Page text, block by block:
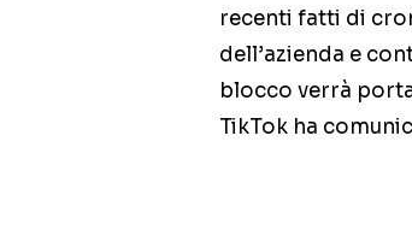
recenti fatti di
dell’azienda e
blocco verrà
TikTok ha